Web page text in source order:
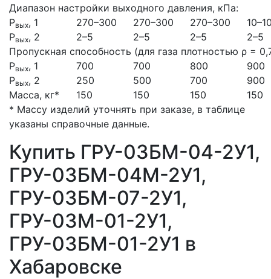
Диапазон настройки выходного давления, кПа:
Рвых, 1 270–300 270–300 270–300
Рвых, 2 2–5 2–5 2–5
2–5
Пропускная способность (для газа плотностью ρ =
Рвых, 1 700 700 800
900
Рвых, 2 250 500 700
900
Масса, кг*
150 150 150
150
* Массу изделий уточнять при заказе, в таблице
указаны справочные данные.
Купить ГРУ-03БМ-04-2У1,
ГРУ-03БМ-04М-2У1,
ГРУ-03БМ-07-2У1,
ГРУ-03М-01-2У1,
ГРУ-03БМ-01-2У1 в
Хабаровске